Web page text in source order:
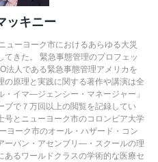
ッキニー
ューヨーク市におけるあらゆる大災
きた。 緊急事態管理のプロフェッ
法人である緊急事態管理アメリカを
原理と実践に関する著作や講演は全
・イマ―ジェンシー・マネージャー」
ブで７万回以上の閲覧を記録してい
号とニューヨーク市のコロンビア大学
ヨーク市のオール・ハザード・コン
ーバン・アセンブリ―・スクールの理
るワールドクラスの学術的な医療セ